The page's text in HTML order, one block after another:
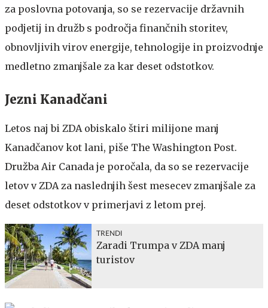
za poslovna potovanja, so se rezervacije državnih
podjetij in družb s področja finančnih storitev,
obnovljivih virov energije, tehnologije in proizvodnje
medletno zmanjšale za kar deset odstotkov.
Jezni Kanadčani
Letos naj bi ZDA obiskalo štiri milijone manj
Kanadčanov kot lani, piše The Washington Post.
Družba Air Canada je poročala, da so se rezervacije
letov v ZDA za naslednjih šest mesecev zmanjšale za
deset odstotkov v primerjavi z letom prej.
TRENDI
Zaradi Trumpa v ZDA manj
turistov